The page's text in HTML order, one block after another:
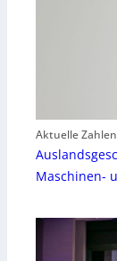
Aktuelle
Maschinen-